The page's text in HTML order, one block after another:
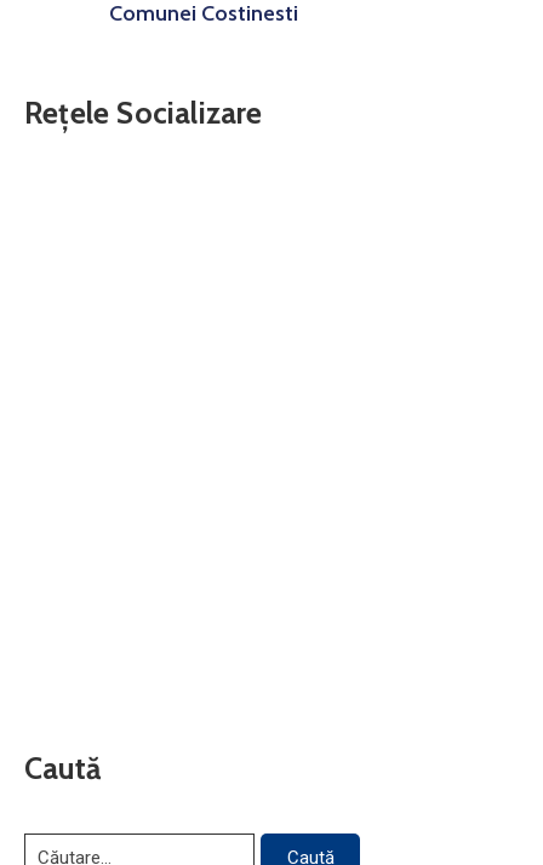
Comunei Costinesti
Rețele Socializare
Caută